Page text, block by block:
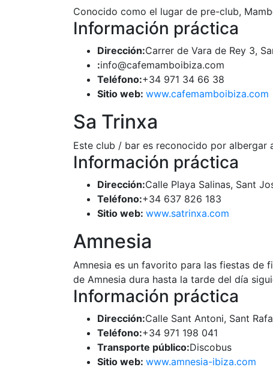
Conocido como el lugar de pre-club,
Información práctica
Dirección:Carrer de Vara de Rey 3,
:info@cafemamboibiza.com
Teléfono:+34 971 34 66 38
Sitio web: www.cafemamboibiza.com
Sa Trinxa
Este club / bar es reconocido por albergar
Información práctica
Dirección:Calle Playa Salinas, Sant
Teléfono:+34 637 826 183
Sitio web: www.satrinxa.com
Amnesia
Amnesia es un favorito para las fiestas de
de Amnesia dura hasta la tarde del día
Información práctica
Dirección:Calle Sant Antoni, Sant
Teléfono:+34 971 198 041
Transporte público:Discobus
Sitio web: www.amnesia-ibiza.com